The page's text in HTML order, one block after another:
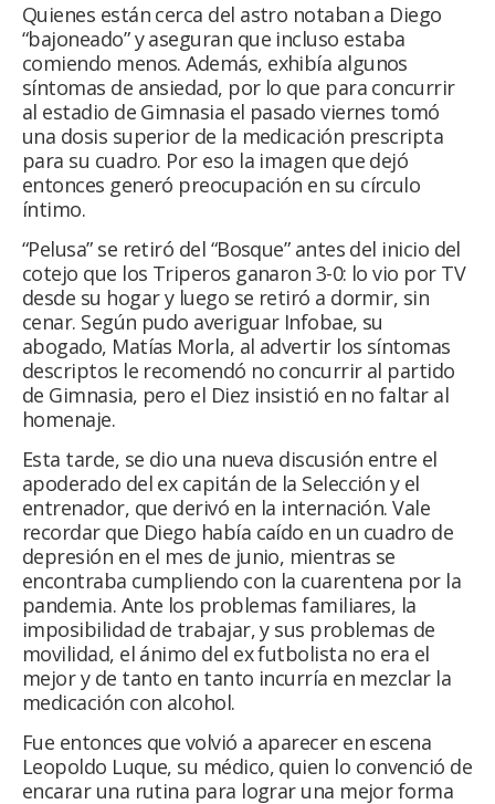
Quienes están cerca del astro notaban a Diego
“bajoneado” y aseguran que incluso estaba
comiendo menos. Además, exhibía algunos
síntomas de ansiedad, por lo que para concurrir
al estadio de Gimnasia el pasado viernes tomó
una dosis superior de la medicación prescripta
para su cuadro. Por eso la imagen que dejó
entonces generó preocupación en su círculo
íntimo.
“Pelusa” se retiró del “Bosque” antes del inicio del
cotejo que los Triperos ganaron 3-0: lo vio por TV
desde su hogar y luego se retiró a dormir, sin
cenar. Según pudo averiguar Infobae, su
abogado, Matías Morla, al advertir los síntomas
descriptos le recomendó no concurrir al partido
de Gimnasia, pero el Diez insistió en no faltar al
homenaje.
Esta tarde, se dio una nueva discusión entre el
apoderado del ex capitán de la Selección y el
entrenador, que derivó en la internación. Vale
recordar que Diego había caído en un cuadro de
depresión en el mes de junio, mientras se
encontraba cumpliendo con la cuarentena por la
pandemia. Ante los problemas familiares, la
imposibilidad de trabajar, y sus problemas de
movilidad, el ánimo del ex futbolista no era el
mejor y de tanto en tanto incurría en mezclar la
medicación con alcohol.
Fue entonces que volvió a aparecer en escena
Leopoldo Luque, su médico, quien lo convenció de
encarar una rutina para lograr una mejor forma